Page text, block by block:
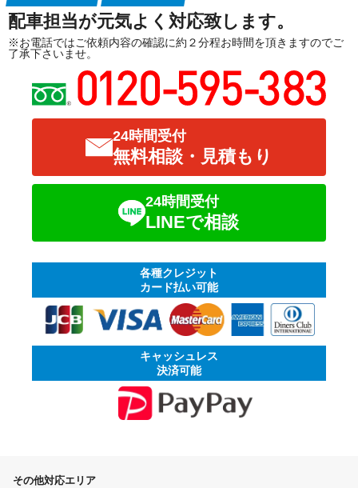
配車担当が元気よく対応致します。
※お電話ではご依頼内容の確認に約２分程お時間を頂きますのでご
了承下さいませ。
24時間受付
無料相談・見積もり
24時間受付
LINEで相談
各種クレジット
カード払い可能
キャッシュレス
決済可能
その他対応エリア